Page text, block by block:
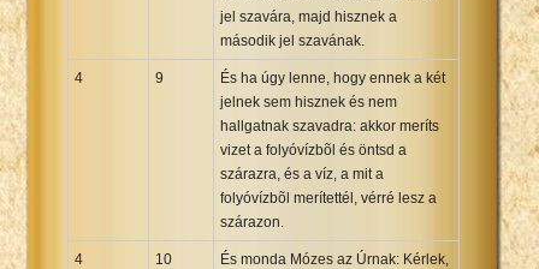
jel szavára, majd hisznek a
második jel szavának.
4 9
És ha úgy lenne, hogy ennek a két
jelnek sem hisznek és nem
hallgatnak szavadra: akkor meríts
vizet a folyóvízbõl és öntsd a
szárazra, és a víz, a mit a
folyóvízbõl merítettél, vérré lesz a
szárazon.
4 10
És monda Mózes az Úrnak: Kérlek,